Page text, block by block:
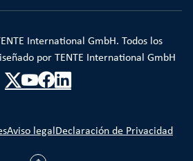
International GmbH. Todos los
por TENTE International GmbH
Aviso legal Declaración de Privacidad